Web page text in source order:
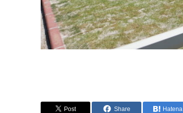
Post Share Hatena